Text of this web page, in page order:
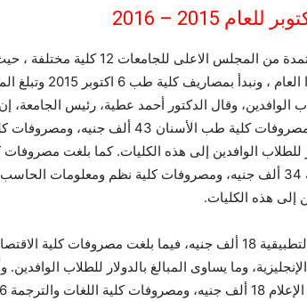
دولار للطلاب الوافدين، وقال الدكتور أحمد عطية، رئيس
إلى هذه الكليات.
الشعبة الإنجليزية، وما يساوى المبالغ بالدولار للطلاب